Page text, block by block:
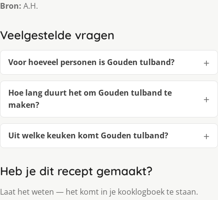
Bron: A.H.
Veelgestelde vragen
Voor hoeveel personen is Gouden tulband?
Hoe lang duurt het om Gouden tulband te
maken?
Uit welke keuken komt Gouden tulband?
Heb je dit recept gemaakt?
Laat het weten — het komt in je kooklogboek te staan.